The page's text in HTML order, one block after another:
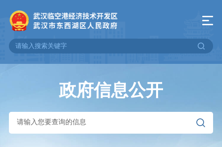
政府信息公开